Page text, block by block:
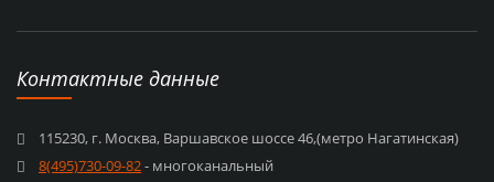
Контактные данные
115230, г. Москва, Варшавское шоссе 46,(метро Нагатинская)
8(495)730-09-82- многоканальный